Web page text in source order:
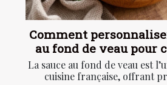
Comment
au fond de veau pour
La sauce au fond de veau est
cuisine française, offrant